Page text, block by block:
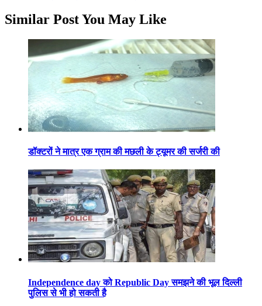
Similar Post You May Like
डॉक्टरों ने मात्र एक ग्राम की मछली के ट्यूमर की सर्जरी की
Independence day को Republic Day समझने की भूल दिल्ली
पुलिस से भी हो सकती है